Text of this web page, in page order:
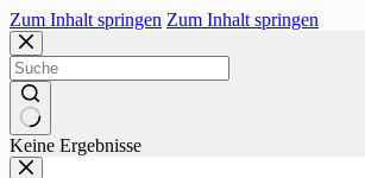
Zum Inhalt springen Zum Inhalt springen
Keine Ergebnisse